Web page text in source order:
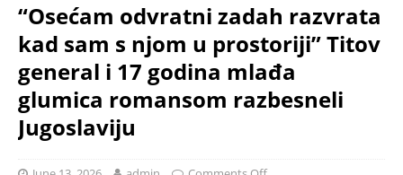
“Osećam odvratni zadah razvrata
kad sam s njom u prostoriji” Titov
general i 17 godina mlađa
glumica romansom razbesneli
Jugoslaviju